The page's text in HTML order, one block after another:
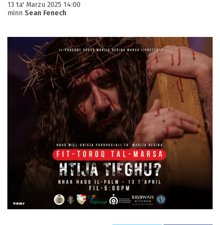
13 ta' Marzu 2025 14:00
minn Sean Fenech